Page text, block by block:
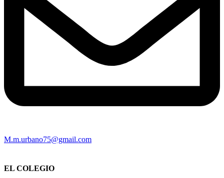
M.m.urbano75@gmail.com
EL COLEGIO